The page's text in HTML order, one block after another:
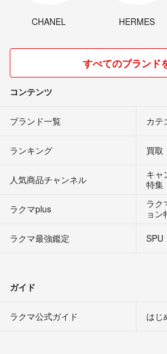
CHANEL HERMES
すべてのブランド
コンテンツ
ブランド一覧 カテ
ランキング 買取
人気商品チャンネル
キャ
特集
ラクマplus
ラク
ョン
ラクマ最強鑑定
SPU
ガイド
ラクマ公式ガイド はじ